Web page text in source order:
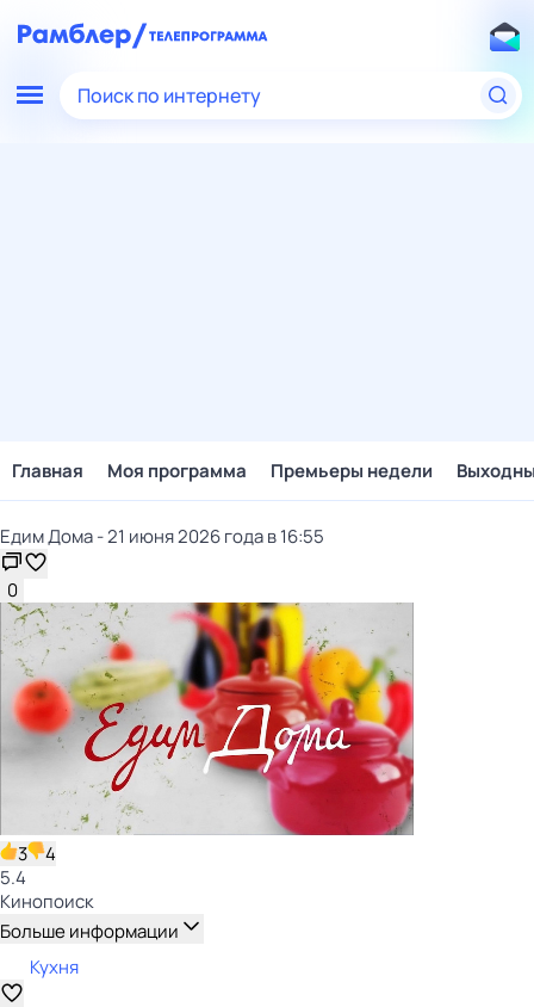
Поиск по интернету
Главная Моя программа Премьеры недели
Едим Дома - 21 июня 2026 года в 16:55
0
3
4
5.4
Кинопоиск
Больше информации
Кухня